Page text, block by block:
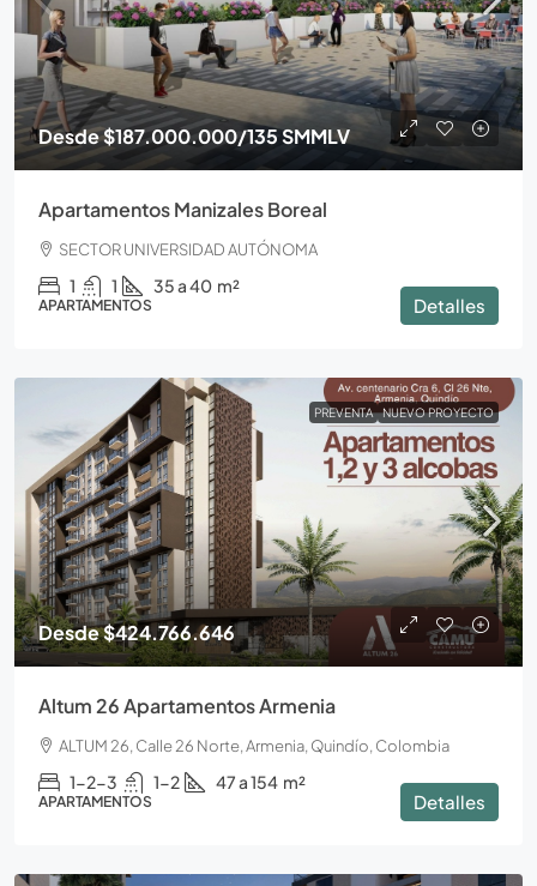
Desde$187.000.000/135 SMMLV
Apartamentos Manizales Boreal
SECTOR UNIVERSIDAD AUTÓNOMA
1 1 35 a 40 m²
APARTAMENTOS Detalles
PREVENTA NUEVO PROYECTO
Desde$424.766.646
Altum 26 Apartamentos Armenia
ALTUM 26, Calle 26 Norte, Armenia, Quindío, Colombia
1-2-3 1-2 47 a 154 m²
APARTAMENTOS Detalles